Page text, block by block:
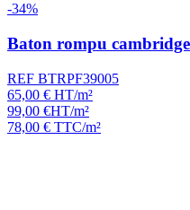
-34%
Baton rompu
REF BTRPF39005
65,00 € HT/m²
99,00 €HT/m²
78,00 € TTC/m²